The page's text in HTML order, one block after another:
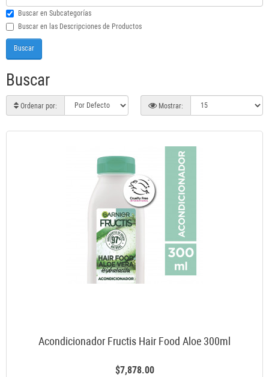
Buscar en Subcategorías
Buscar en las Descripciones de Productos
Buscar
Ordenar por: Mostrar:
Acondicionador Fructis Hair Food Aloe 300ml
$7,878.00